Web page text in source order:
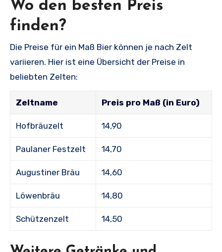
Wo den besten Preis
finden?
Die Preise für ein Maß Bier können je nach Zelt
variieren. Hier ist eine Übersicht der Preise in
beliebten Zelten:
Zeltname Preis pro Maß (in Euro)
Hofbräuzelt 14,90
Paulaner Festzelt 14,70
Augustiner Bräu 14,60
Löwenbräu 14,80
Schützenzelt 14,50